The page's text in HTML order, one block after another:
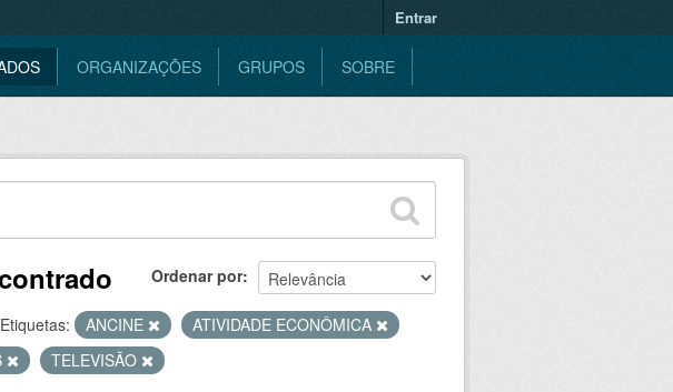
Entrar
ORGANIZAÇÕES GRUPOS SOBRE
Ordenar por
Etiquetas: ANCINE
ATIVIDADE ECONÔMICA
TELEVISÃO